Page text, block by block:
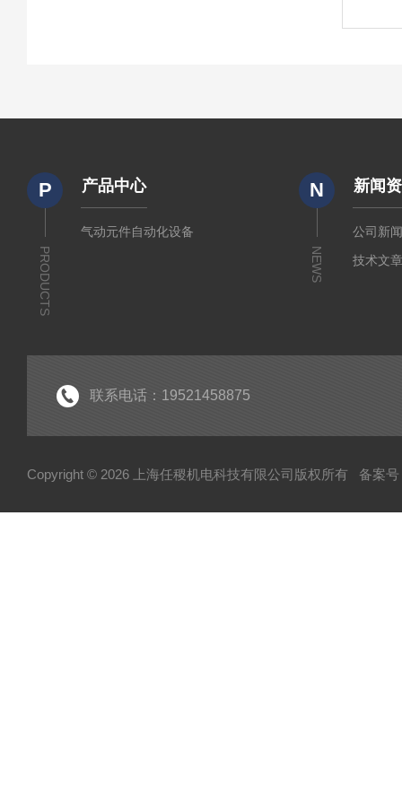
P
PRODUCTS
产品中心
气动元件自动化设备
N
NEWS
新闻
公司新
技术文
联系电话：19521458875
Copyright © 2026 上海任稷机电科技有限公司版权所有 备案号